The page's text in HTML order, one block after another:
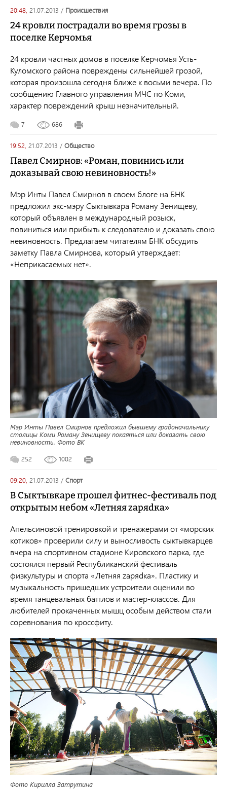
20:48, 21.07.2013 / происшествия
24 кровли пострадали во время грозы в
поселке Керчомья
24 кровли частных домов в поселке Керчомья Усть-
Куломского района повреждены сильнейшей грозой,
которая произошла сегодня ближе к восьми вечера. По
сообщению Главного управления МЧС по Коми,
характер повреждений крыш незначительный.
7 686
19:52, 21.07.2013 / общество
Павел Смирнов: «Роман, повинись или
доказывай свою невиновность!»
Мэр Инты Павел Смирнов в своем блоге на БНК
предложил экс-мэру Сыктывкара Роману Зенищеву,
который объявлен в международный розыск,
повиниться или прибыть к следователю и доказать свою
невиновность. Предлагаем читателям БНК обсудить
заметку Павла Смирнова, который утверждает:
«Неприкасаемых нет».
Мэр Инты Павел Смирнов предложил бывшему градоначальнику
столицы Коми Роману Зенищеву покаяться или доказать свою
невиновность. Фото ВК
252
1002
09:20, 21.07.2013 / спорт
В Сыктывкаре прошел фитнес-фестиваль под
открытым небом «Летняя zаряdка»
Апельсиновой тренировкой и тренажерами от «морских
котиков» проверили силу и выносливость сыктывкарцев
вчера на спортивном стадионе Кировского парка, где
состоялся первый Республиканский фестиваль
физкультуры и спорта «Летняя zаряdка». Пластику и
музыкальность пришедших устроители оценили во
время танцевальных баттлов и мастер-классов. Для
любителей прокаченных мышц особым действом стали
соревнования по кроссфиту.
Фото Кирилла Затрутина